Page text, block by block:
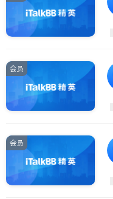
Pickering
Port Perry
会员
会员